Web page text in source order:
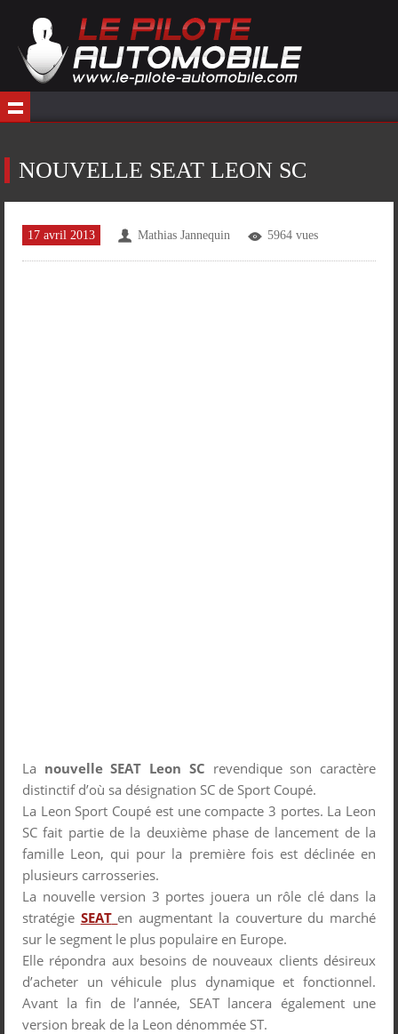
NOUVELLE SEAT LEON SC
17 avril 2013 Mathias Jannequin 5964 vues
La nouvelle SEAT Leon SC revendique son caractère
distinctif d’où sa désignation SC de Sport Coupé.
La Leon Sport Coupé est une compacte 3 portes. La Leon
SC fait partie de la deuxième phase de lancement de la
famille Leon, qui pour la première fois est déclinée en
plusieurs carrosseries.
La nouvelle version 3 portes jouera un rôle clé dans la
stratégie SEAT en augmentant la couverture du marché
sur le segment le plus populaire en Europe.
Elle répondra aux besoins de nouveaux clients désireux
d’acheter un véhicule plus dynamique et fonctionnel.
Avant la fin de l’année, SEAT lancera également une
version break de la Leon dénommée ST.